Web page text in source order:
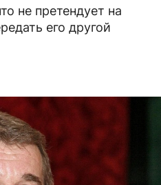
не претендует на
его другой